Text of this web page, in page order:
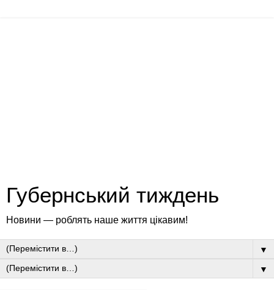
Губернський тиждень
Новини — роблять наше життя цікавим!
▼
▼